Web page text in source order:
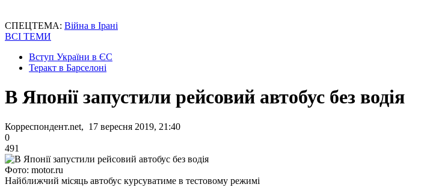
СПЕЦТЕМА: Війна в Ірані
ВСІ ТЕМИ
Вступ України в ЄС
Теракт в Барселоні
В Японії запустили рейсовий автобус без водія
Корреспондент.net, 17 вересня 2019, 21:40
0
491
Фото: motor.ru
Найближчий місяць автобус курсуватиме в тестовому режимі